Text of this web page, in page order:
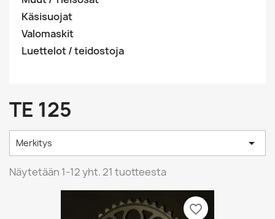
Käsisuojat
Valomaskit
Luettelot / teidostoja
TE 125
Merkitys 
Näytetään 1-12 yht. 21 tuotteesta
favorite_border